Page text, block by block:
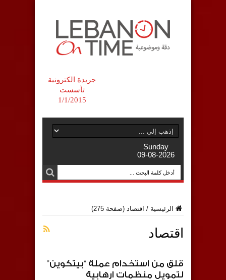
جريدة الكترونية
تأسست
1/1/2015
Sunday
09-08-2026
الرئيسية / اقتصاد (صفحة 275)
اقتصاد
قلق من استخدام عملة “بيتكوين”
لتمويل منظمات ارهابية